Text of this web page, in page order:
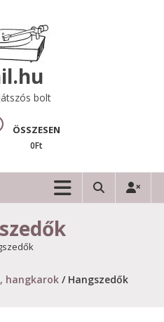
bolt
ÖSSZESEN
0Ft
hangkarok / Hangszedők